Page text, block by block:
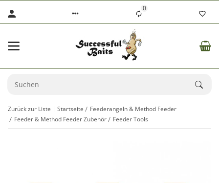
0
Zurück zur Liste Startseite
Feederangeln & Method Feeder
Feeder & Method Feeder Zubehör
Feeder Tools